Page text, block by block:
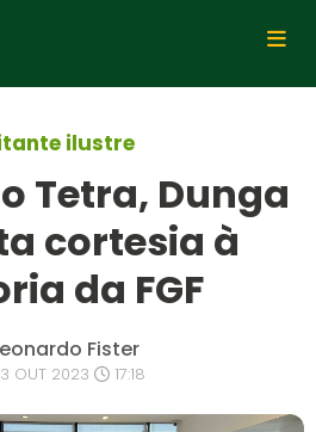
ilustre
Tetra, Dunga
cortesia à
da FGF
Fister
OUT 2023 17:18